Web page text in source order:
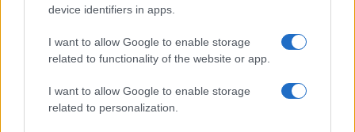
device identifiers in apps.
I want to allow Google to enable storage
related to functionality of the website or app.
I want to allow Google to enable storage
related to personalization.